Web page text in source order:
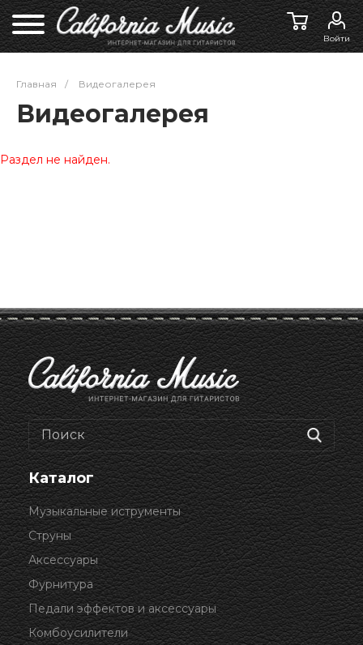
Войти
Главная / Видеогалерея
Видеогалерея
Раздел не найден.
Каталог
Музыкальные иструменты
Струны
Аксессуары
Фурнитура
Педали эффектов и аксессуары
Комбоусилители